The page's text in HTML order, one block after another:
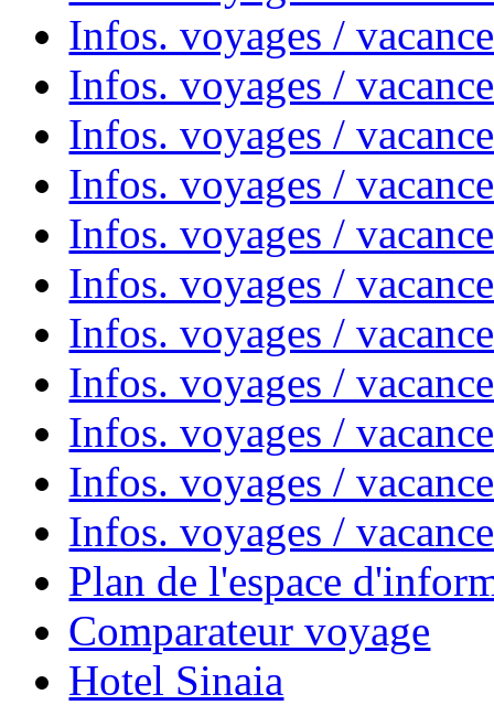
Infos. voyages /
Infos. voyages /
Infos. voyages /
Infos. voyages /
Infos. voyages /
Infos. voyages /
Infos. voyages /
Infos. voyages /
Infos. voyages /
Infos. voyages /
Infos. voyages /
Plan de l'espace
Comparateur voyage
Hotel Sinaia